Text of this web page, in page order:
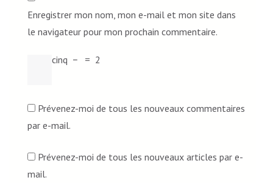
Enregistrer mon nom, mon e-mail et mon site dans
le navigateur pour mon prochain commentaire.
cinq − = 2
Prévenez-moi de tous les nouveaux commentaires
par e-mail.
Prévenez-moi de tous les nouveaux articles par e-
mail.